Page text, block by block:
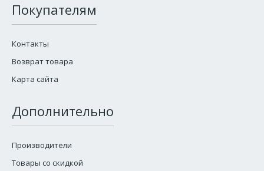
Покупателям
Контакты
Возврат товара
Карта сайта
Дополнительно
Производители
Товары со скидкой